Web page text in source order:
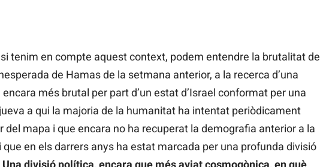
tenim en compte aquest context, podem entendre la brutalitat de
de Hamas de la setmana anterior, a la recerca d’una
encara més brutal per part d’un estat d’Israel conformat per una
a qui la majoria de la humanitat ha intentat periòdicament
del mapa i que encara no ha recuperat la demografia anterior a la
que en els darrers anys ha estat marcada per una profunda divisió
Una divisió política, encara que més aviat cosmogònica, en què